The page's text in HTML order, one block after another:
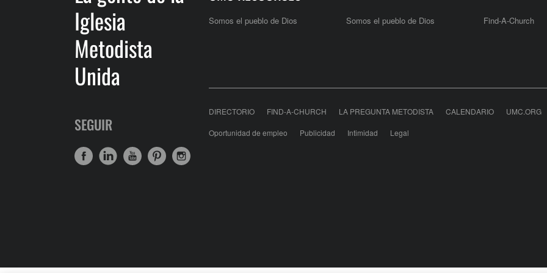
Iglesia
Metodista
Unida
SEGUIR
Somos el pueblo de Dios Somos el pueblo de Dios Find-A-Church
DIRECTORIO FIND-A-CHURCH LA PREGUNTA METODISTA CALENDARIO UMC.ORG
Oportunidad de empleo Publicidad Intimidad Legal